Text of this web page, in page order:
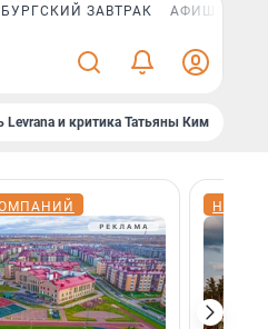
ЗАВТРАК АФИША PLUS
Levrana и критика Татьяны Ким